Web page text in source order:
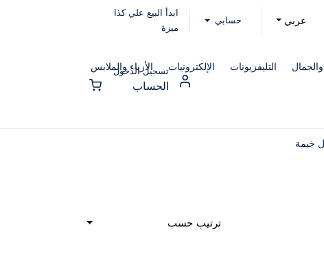
عربي حسابي
ابدأ البيع علي كذا
ميزة
التليفزيونات الإلكترونيات الأزياء والملابس
تسجيل الدخول
الحساب
خيمة
ترتيب حسب